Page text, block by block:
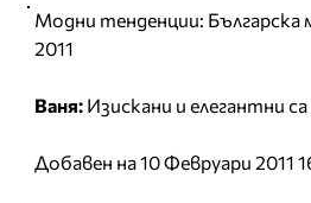
Модни тенденции: Българска
2011
Ваня: Изискани и елегантни
Добавен на 10 Февруари 2011